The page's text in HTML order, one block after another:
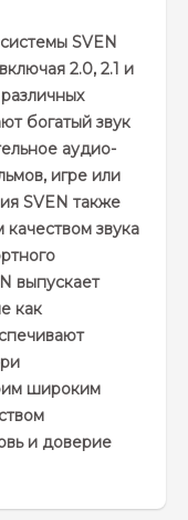
SVEN
2.0, 2.1 и
богатый звук
аудио-
игре или
SVEN также
звука
выпускает
как
широким
и доверие